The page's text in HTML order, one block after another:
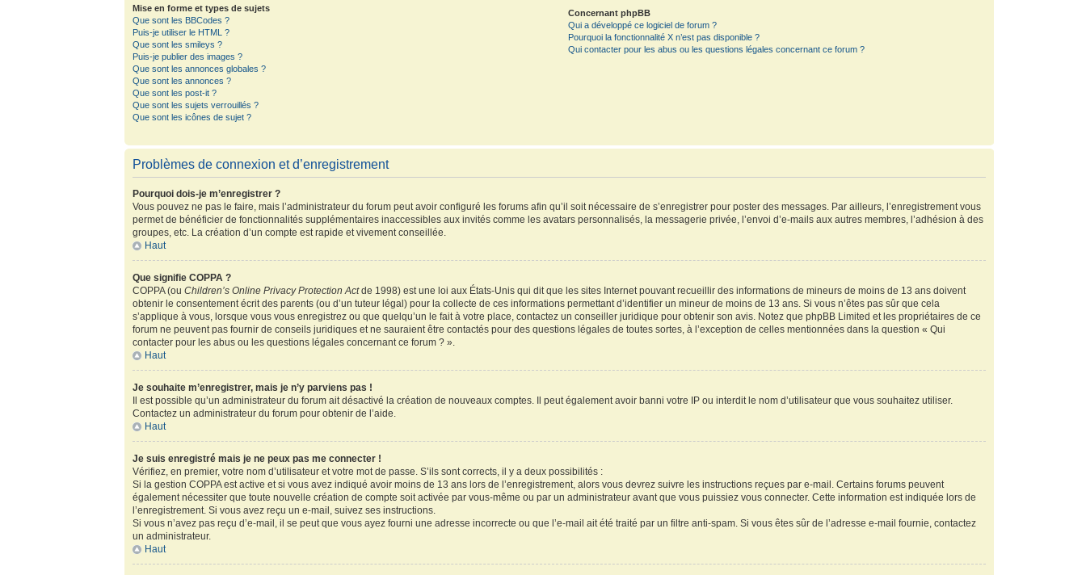
Mise en forme et types de sujets
Que sont les BBCodes ?
Puis-je utiliser le HTML ?
Que sont les smileys ?
Puis-je publier des images ?
Que sont les annonces globales ?
Que sont les annonces ?
Que sont les post-it ?
Que sont les sujets verrouillés ?
Que sont les icônes de sujet ?
Concernant phpBB
Qui a développé ce logiciel de forum ?
Pourquoi la fonctionnalité X n’est pas disponible ?
Qui contacter pour les abus ou les questions légales concernant ce forum ?
Problèmes de connexion et d’enregistrement
Pourquoi dois-je m’enregistrer ?
Vous pouvez ne pas le faire, mais l’administrateur du forum peut avoir configuré les forums afin qu’il soit nécessaire de s’enregistrer pour poster des messages. Par ailleurs, l’enregistrement vous
permet de bénéficier de fonctionnalités supplémentaires inaccessibles aux invités comme les avatars personnalisés, la messagerie privée, l’envoi d’e-mails aux autres membres, l’adhésion à des
groupes, etc. La création d’un compte est rapide et vivement conseillée.
Haut
Que signifie COPPA ?
COPPA (ouChildren’s Online Privacy Protection Actde 1998) est une loi aux États-Unis qui dit que les sites Internet pouvant recueillir des informations de mineurs de moins de 13 ans doivent
obtenir le consentement écrit des parents (ou d’un tuteur légal) pour la collecte de ces informations permettant d’identifier un mineur de moins de 13 ans. Si vous n’êtes pas sûr que cela
s’applique à vous, lorsque vous vous enregistrez ou que quelqu’un le fait à votre place, contactez un conseiller juridique pour obtenir son avis. Notez que phpBB Limited et les propriétaires de ce
forum ne peuvent pas fournir de conseils juridiques et ne sauraient être contactés pour des questions légales de toutes sortes, à l’exception de celles mentionnées dans la question « Qui
contacter pour les abus ou les questions légales concernant ce forum ? ».
Haut
Je souhaite m’enregistrer, mais je n’y parviens pas !
Il est possible qu’un administrateur du forum ait désactivé la création de nouveaux comptes. Il peut également avoir banni votre IP ou interdit le nom d’utilisateur que vous souhaitez utiliser.
Contactez un administrateur du forum pour obtenir de l’aide.
Haut
Je suis enregistré mais je ne peux pas me connecter !
Vérifiez, en premier, votre nom d’utilisateur et votre mot de passe. S’ils sont corrects, il y a deux possibilités :
Si la gestion COPPA est active et si vous avez indiqué avoir moins de 13 ans lors de l’enregistrement, alors vous devrez suivre les instructions reçues par e-mail. Certains forums peuvent
également nécessiter que toute nouvelle création de compte soit activée par vous-même ou par un administrateur avant que vous puissiez vous connecter. Cette information est indiquée lors de
l’enregistrement. Si vous avez reçu un e-mail, suivez ses instructions.
Si vous n’avez pas reçu d’e-mail, il se peut que vous ayez fourni une adresse incorrecte ou que l’e-mail ait été traité par un filtre anti-spam. Si vous êtes sûr de l’adresse e-mail fournie, contactez
un administrateur.
Haut